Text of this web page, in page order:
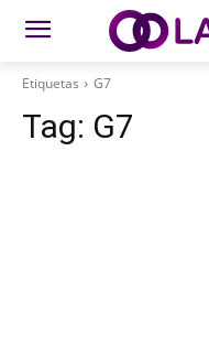
Etiquetas G7
Tag: G7